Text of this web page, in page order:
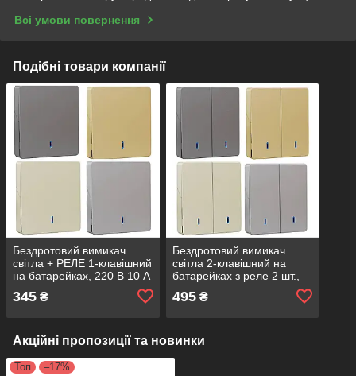
Всі умови повернення
Подібні товари компанії
Бездротовий вимикач
світла + РЕЛЕ 1-клавішний
на батарейках, 220 В 10 А
345 ₴
Бездротовий вимикач
світла 2-клавішний на
батарейках з реле 2 шт.,
RF433Mhz
495₴
Акційні пропозиції та новинки
Топ –17%